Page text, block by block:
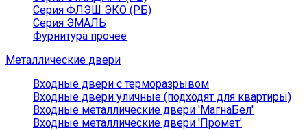
Серия ФЛЭШ ЭКО (РБ)
Серия ЭМАЛЬ
Фурнитура прочее
Металлические двери
Входные двери с терморазрывом
Входные двери уличные (подходят для квартиры)
Входные металлические двери 'МагнаБел'
Входные металлические двери 'Промет'